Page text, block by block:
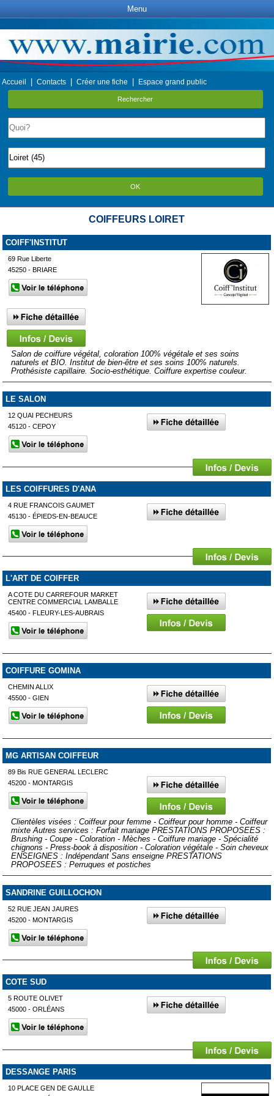
Menu
Accueil Contacts Créer une fiche Espace grand public
Rechercher
OK
COIFFEURS LOIRET
COIFF'INSTITUT
69 Rue Liberte
45250 - BRIARE
Salon de coiffure végétal, coloration 100% végétale et ses soins
naturels et BIO. Institut de bien-être et ses soins 100% naturels.
Prothésiste capillaire. Socio-esthétique. Coiffure expertise couleur.
LE SALON
12 QUAI PECHEURS
45120 - CEPOY
LES COIFFURES D'ANA
4 RUE FRANCOIS GAUMET
45130 - ÉPIEDS-EN-BEAUCE
L'ART DE COIFFER
A COTE DU CARREFOUR MARKET
CENTRE COMMERCIAL LAMBALLE
45400 - FLEURY-LES-AUBRAIS
COIFFURE GOMINA
CHEMIN ALLIX
45500 - GIEN
MG ARTISAN COIFFEUR
89 Bis RUE GENERAL LECLERC
45200 - MONTARGIS
Clientèles visées : Coiffeur pour femme - Coiffeur pour homme - Coiffeur
mixte Autres services : Forfait mariage PRESTATIONS PROPOSEES :
Brushing - Coupe - Coloration - Mèches - Coiffure mariage - Spécialité
chignons - Press-book à disposition - Coloration végétale - Soin cheveux
ENSEIGNES : Indépendant Sans enseigne PRESTATIONS
PROPOSEES : Perruques et postiches
SANDRINE GUILLOCHON
52 RUE JEAN JAURES
45200 - MONTARGIS
COTE SUD
5 ROUTE OLIVET
45000 - ORLÉANS
DESSANGE PARIS
10 PLACE GEN DE GAULLE